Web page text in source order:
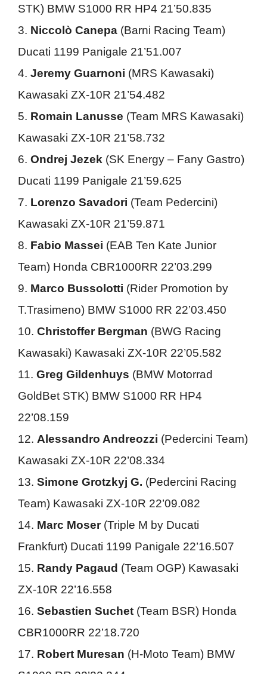
STK) BMW S1000 RR HP4 21’50.835
3. Niccolò Canepa (Barni Racing Team)
Ducati 1199 Panigale 21’51.007
4. Jeremy Guarnoni (MRS Kawasaki)
Kawasaki ZX-10R 21’54.482
5. Romain Lanusse (Team MRS Kawasaki)
Kawasaki ZX-10R 21’58.732
6. Ondrej Jezek (SK Energy – Fany Gastro)
Ducati 1199 Panigale 21’59.625
7. Lorenzo Savadori (Team Pedercini)
Kawasaki ZX-10R 21’59.871
8. Fabio Massei (EAB Ten Kate Junior
Team) Honda CBR1000RR 22’03.299
9. Marco Bussolotti (Rider Promotion by
T.Trasimeno) BMW S1000 RR 22’03.450
10. Christoffer Bergman (BWG Racing
Kawasaki) Kawasaki ZX-10R 22’05.582
11. Greg Gildenhuys (BMW Motorrad
GoldBet STK) BMW S1000 RR HP4
22’08.159
12. Alessandro Andreozzi (Pedercini Team)
Kawasaki ZX-10R 22’08.334
13. Simone Grotzkyj G. (Pedercini Racing
Team) Kawasaki ZX-10R 22’09.082
14. Marc Moser (Triple M by Ducati
Frankfurt) Ducati 1199 Panigale 22’16.507
15. Randy Pagaud (Team OGP) Kawasaki
ZX-10R 22’16.558
16. Sebastien Suchet (Team BSR) Honda
CBR1000RR 22’18.720
17. Robert Muresan (H-Moto Team) BMW